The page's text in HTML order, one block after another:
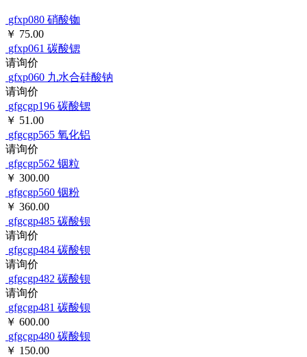
gfxp080 硝酸铷
￥ 75.00
gfxp061 碳酸锶
请询价
gfxp060 九水合硅酸钠
请询价
gfgcgp196 碳酸锶
￥ 51.00
gfgcgp565 氧化铝
请询价
gfgcgp562 铟粒
￥ 300.00
gfgcgp560 铟粉
￥ 360.00
gfgcgp485 碳酸钡
请询价
gfgcgp484 碳酸钡
请询价
gfgcgp482 碳酸钡
请询价
gfgcgp481 碳酸钡
￥ 600.00
gfgcgp480 碳酸钡
￥ 150.00